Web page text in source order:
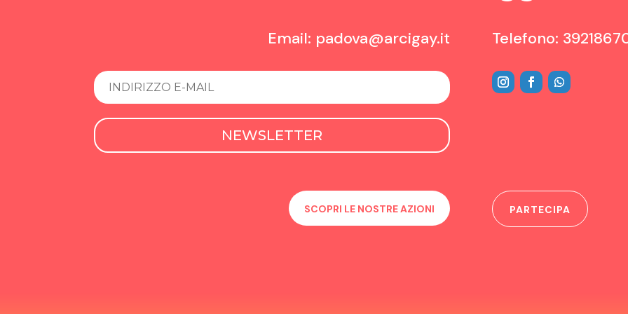
Email: padova@arcigay.it
NEWSLETTER
Telefono:
SCOPRI LE NOSTRE AZIONI PARTECIPA